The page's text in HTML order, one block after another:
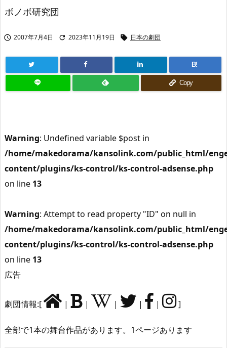
ボノボ研究団
 2007年7月4日  2023年11月19日  日本の劇団
B!
Copy
Warning: Undefined variable $post in
/home/makedorama/kansolink.com/public_html/
content/plugins/ks-control/ks-control-adsense.php
on line 13
Warning: Attempt to read property "ID" on null in
/home/makedorama/kansolink.com/public_html/
content/plugins/ks-control/ks-control-adsense.php
on line 13
広告
劇団情報:[ | | | | | ]
全部で1本の舞台作品があります。1ページあります